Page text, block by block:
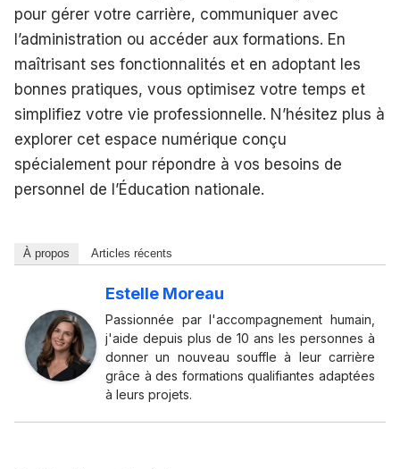
pour gérer votre carrière, communiquer avec
l’administration ou accéder aux formations. En
maîtrisant ses fonctionnalités et en adoptant les
bonnes pratiques, vous optimisez votre temps et
simplifiez votre vie professionnelle. N’hésitez plus à
explorer cet espace numérique conçu
spécialement pour répondre à vos besoins de
personnel de l’Éducation nationale.
À propos Articles récents
Estelle Moreau
Passionnée par l'accompagnement humain,
j'aide depuis plus de 10 ans les personnes à
donner un nouveau souffle à leur carrière
grâce à des formations qualifiantes adaptées
à leurs projets.